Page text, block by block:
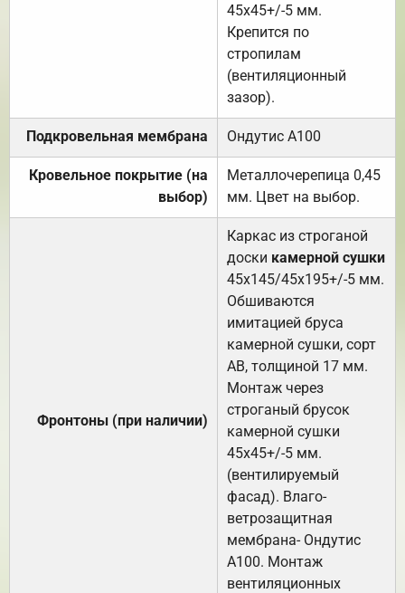
45х45+/-5 мм.
Крепится по
стропилам
(вентиляционный
зазор).
Подкровельная мембрана Ондутис А100
Кровельное покрытие (на
выбор)
Металлочерепица 0,45
мм. Цвет на выбор.
Фронтоны (при наличии)
Каркас из строганой
доски камерной сушки
45х145/45х195+/-5 мм.
Обшиваются
имитацией бруса
камерной сушки, сорт
АВ, толщиной 17 мм.
Монтаж через
строганый брусок
камерной сушки
45х45+/-5 мм.
(вентилируемый
фасад). Влаго-
ветрозащитная
мембрана- Ондутис
А100. Монтаж
вентиляционных